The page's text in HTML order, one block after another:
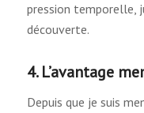
pression temporelle,
découverte.
4. L’avantage
Depuis que je suis